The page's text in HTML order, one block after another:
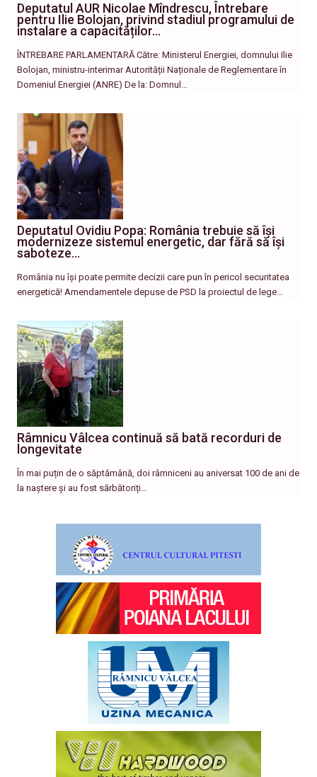
Deputatul AUR Nicolae Mîndrescu, Întrebare
pentru Ilie Bolojan, privind stadiul programului de
instalare a capacităților…
ÎNTREBARE PARLAMENTARĂ Către: Ministerul Energiei, domnului Ilie
Bolojan, ministru-interimar Autorității Naționale de Reglementare în
Domeniul Energiei (ANRE) De la: Domnul…
Deputatul Ovidiu Popa: România trebuie să își
modernizeze sistemul energetic, dar fără să își
saboteze…
România nu își poate permite decizii care pun în pericol securitatea
energetică! Amendamentele depuse de PSD la proiectul de lege…
Râmnicu Vâlcea continuă să bată recorduri de
longevitate
În mai puțin de o săptămână, doi râmniceni au aniversat 100 de ani de
la naștere și au fost sărbătoriți…